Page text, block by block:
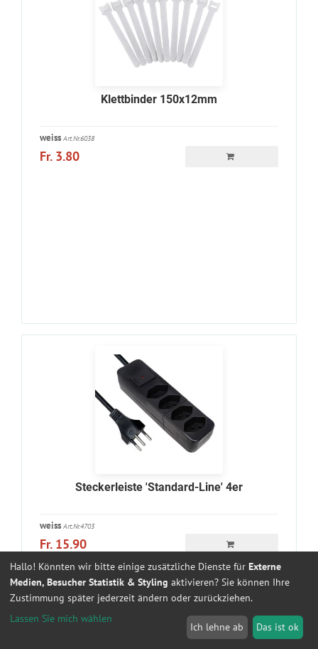
Klettbinder 150x12mm
weiss Art.Nr.6038
Fr. 3.80
Steckerleiste 'Standard-Line' 4er
weiss Art.Nr.4703
Fr. 15.90
schwarz
Fr. 15.90
Hallo! Könnten wir bitte einige zusätzliche Dienste für Externe
Medien, Besucher Statistik & Styling aktivieren? Sie können Ihre
Zustimmung später jederzeit ändern oder zurückziehen.
Lassen Sie mich wählen
Ich lehne ab Das ist ok